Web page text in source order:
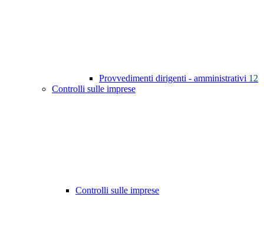
Provvedimenti dirigenti - amministrativi 12
Controlli sulle imprese
Controlli sulle imprese